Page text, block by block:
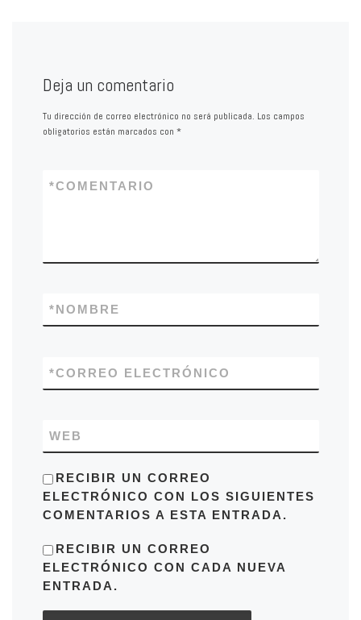
Deja un comentario
Tu dirección de correo electrónico no será publicada. Los campos
obligatorios están marcados con *
COMENTARIO
*
NOMBRE
*
CORREO ELECTRÓNICO
*
WEB
RECIBIR UN CORREO
ELECTRÓNICO CON LOS SIGUIENTES
COMENTARIOS A ESTA ENTRADA.
RECIBIR UN CORREO
ELECTRÓNICO CON CADA NUEVA
ENTRADA.